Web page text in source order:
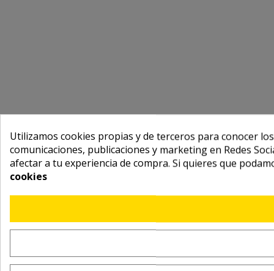
Utilizamos cookies propias y de terceros para conocer
comunicaciones, publicaciones y marketing en Redes
afectar a tu experiencia de compra. Si quieres que
cookies